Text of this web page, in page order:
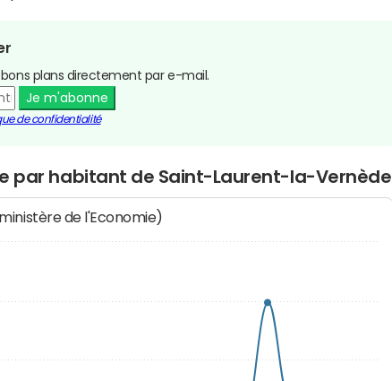
plans directement par e-mail.
Je m'abonne
de confidentialité
par habitant de Saint-Laurent-la-Vernède
de l'Economie)